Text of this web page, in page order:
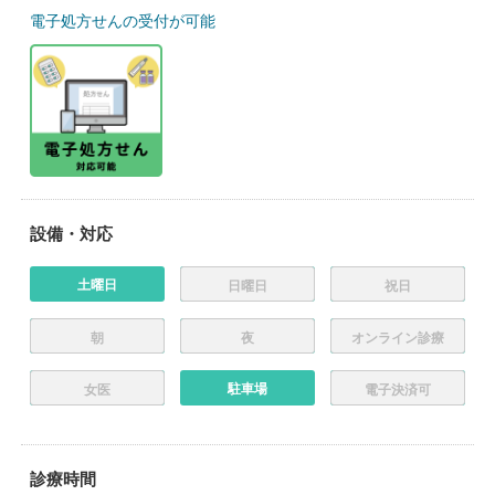
電子処方せんの受付が可能
設備・対応
土曜日 日曜日 祝日
朝 夜 オンライン診療
女医 駐車場 電子決済可
診療時間